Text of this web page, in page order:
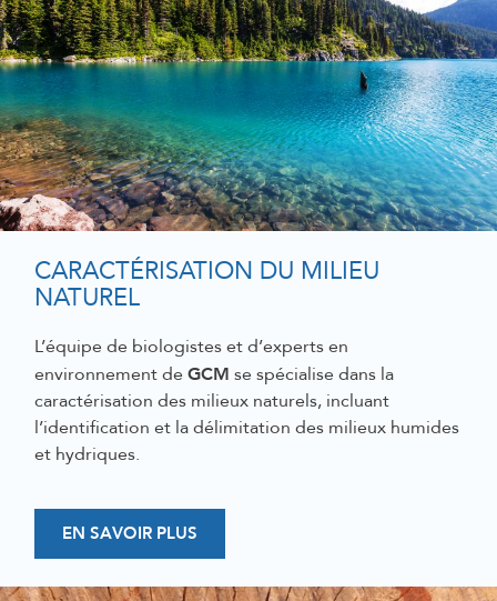
CARACTÉRISATION DU MILIEU
NATUREL
L’équipe de biologistes et d’experts en
environnement deGCM se spécialise dans la
caractérisation des milieux naturels, incluant
l’identification et la délimitation des milieux humides
et hydriques.
EN SAVOIR PLUS